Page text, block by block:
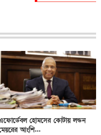
হোমসের কোটায় লন্ডন
আংশি...